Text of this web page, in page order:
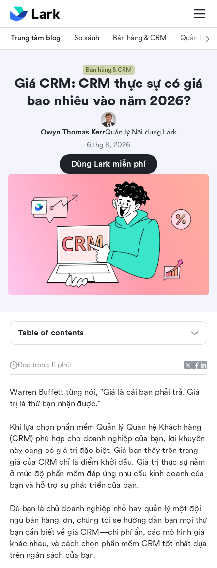
Trung tâm blog So sánh Bán hàng & CRM Quản lý dự
Bán hàng & CRM
Giá CRM: CRM thực sự có giá
bao nhiêu vào năm 2026?
Owyn Thomas KerrQuản lý Nội dung Lark
6 thg 8, 2026
Dùng Lark miễn phí
Đọc trong 11 phút
Warren Buffett từng nói, "Giá là cái bạn phải trả. Giá
trị là thứ bạn nhận được."
Khi lựa chọn phần mềm Quản lý Quan hệ Khách hàng
(CRM) phù hợp cho doanh nghiệp của bạn, lời khuyên
này càng có giá trị đặc biệt. Giá bạn thấy trên trang
giá của CRM chỉ là điểm khởi đầu. Giá trị thực sự nằm
ở mức độ phần mềm đáp ứng nhu cầu kinh doanh của
bạn và hỗ trợ sự phát triển của bạn.
Dù bạn là chủ doanh nghiệp nhỏ hay quản lý một đội
ngũ bán hàng lớn, chúng tôi sẽ hướng dẫn bạn mọi thứ
bạn cần biết về giá CRM—chi phí ẩn, các mô hình giá
khác nhau, và cách chọn phần mềm CRM tốt nhất dựa
trên ngân sách của bạn.
Table of contents
Giá CRM: Các yếu tố và phí ẩn
Tổng quan về giá CRM cho phần mềm hàng đầu
bạn
Cách để có được giá CRM tốt nhất
Câu hỏi thường gặp
Kết luận: Một CRM phù hợp với doanh nghiệp